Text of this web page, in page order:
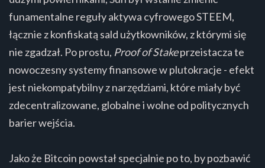
funamentalne reguły aktywa cyfrowego STEEM,
łącznie z konfiskatą sald użytkowników, z którymi się
nie zgadzał. Po prostu, Proof of Stakeprzeistacza te
nowoczesny systemy finansowe w plutokracje - efekt
jest niekompatybilny z narzędziami, które miały być
zdecentralizowane, globalne i wolne od politycznych
barier wejścia.
Jako że Bitcoin powstał specjalnie po to, by pozbawić